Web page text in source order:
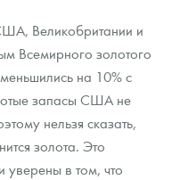
Великобритании и
Всемирного золотого
на 10% с
запасы США не
нельзя сказать,
золота. Это
уверены в том, что